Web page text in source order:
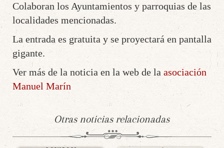
Colaboran los Ayuntamientos y parroquias de las
localidades mencionadas.
La entrada es gratuita y se proyectará en pantalla
gigante.
Ver más de la noticia en la web de la asociación
Manuel Marín
Otras noticias relacionadas